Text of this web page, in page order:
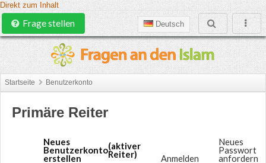
Direkt zum Inhalt
Deutsch
Frage stellen
Startseite Benutzerkonto
Primäre Reiter
Neues
Benutzerkonto
erstellen
(aktiver
Reiter) Anmelden
Neues
Passwort
anfordern